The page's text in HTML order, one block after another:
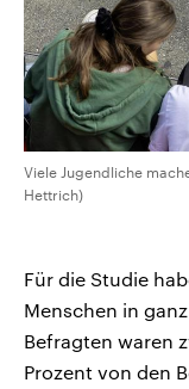
Viele Jugendliche
Hettrich)
Für die Studie
Menschen in
Befragten waren
Prozent von den